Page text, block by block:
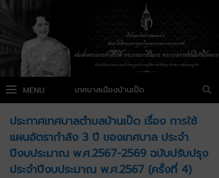
เทศบาลเมืองบ้านเป็ด
MENU
ประกาศเทศบาลตำบลบ้านเป็ด เรื่อง การใช้
แผนอัตรากำลัง 3 ปี ของเทศบาล ประจำ
ปีงบประมาณ พ.ศ.2567-2569 ฉบับปรับปรุง
ประจำปีงบประมาณ พ.ศ.2567 (ครั้งที่ 4)